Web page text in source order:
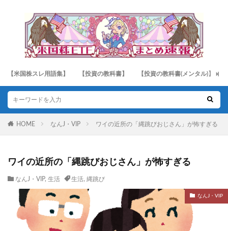
【米国株スレ用語集】 【投資の教科書】 【投資の教科書(メンタル)】
HOME なんJ・VIP ワイの近所の「縄跳びおじさん」が怖すぎる
ワイの近所の「縄跳びおじさん」が怖すぎる
なんJ・VIP, 生活 生活, 縄跳び
なんJ・VIP